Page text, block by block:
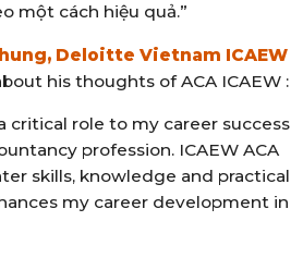
một cách hiệu quả.”
Deloitte Vietnam ICAEW
his thoughts of ACA ICAEW :
critical role to my career success
profession. ICAEW ACA
skills, knowledge and practical
my career development in